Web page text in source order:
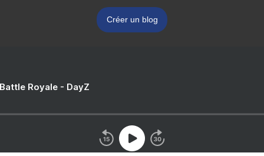
Créer un blog
Royale - DayZ